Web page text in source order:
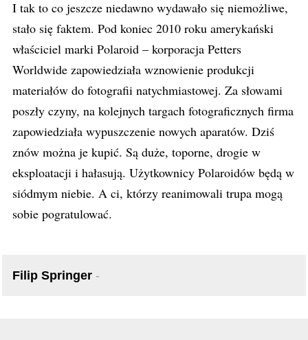
I tak to co jeszcze niedawno wydawało się niemożliwe,
stało się faktem. Pod koniec 2010 roku amerykański
właściciel marki Polaroid – korporacja Petters
Worldwide zapowiedziała wznowienie produkcji
materiałów do fotografii natychmiastowej. Za słowami
poszły czyny, na kolejnych targach fotograficznych firma
zapowiedziała wypuszczenie nowych aparatów. Dziś
znów można je kupić. Są duże, toporne, drogie w
eksploatacji i hałasują. Użytkownicy Polaroidów będą w
siódmym niebie. A ci, którzy reanimowali trupa mogą
sobie pogratulować.
Filip Springer -